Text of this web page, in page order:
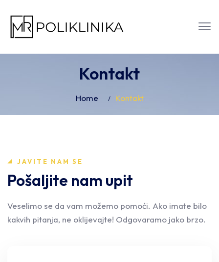
Kontakt
Home Kontakt
JAVITE NAM SE
Pošaljite nam upit
Veselimo se da vam možemo pomoći. Ako imate bilo
kakvih pitanja, ne oklijevajte! Odgovaramo jako brzo.